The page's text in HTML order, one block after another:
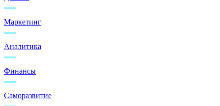
Маркетинг
Аналитика
Финансы
Саморазвитие